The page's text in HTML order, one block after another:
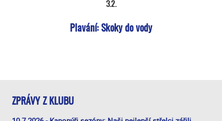
3.2.
Plavání: Skoky do vody
ZPRÁVY Z KLUBU